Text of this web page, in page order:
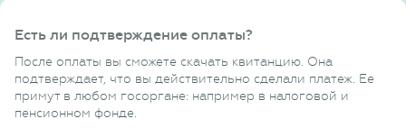
Есть ли подтверждение оплаты?
После оплаты вы сможете скачать квитанцию. Она
подтверждает, что вы действительно сделали платеж. Ее
примут в любом госоргане: например в налоговой и
пенсионном фонде.